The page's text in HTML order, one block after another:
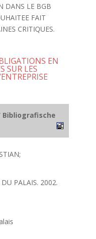
DANS LE BGB
FAIT
CRITIQUES.
EN
SUR LES
Bibliografische
PALAIS. 2002.